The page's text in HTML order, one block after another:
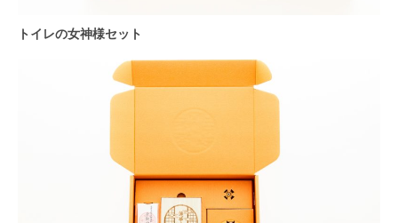
トイレの女神様セット